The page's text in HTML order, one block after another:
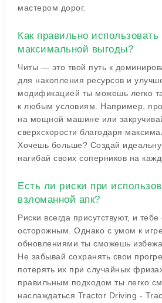
мастером дорог.
Как правильно
максимальной выгоды?
Читы — это твой путь к
для накопления ресурсов и
модификацией ты можешь легко
к любым условиям. Например,
на мощной машине или
сверхскорости благодаря
Хочешь больше? Создай
нагибай своих соперников на
Есть ли риски при
взломанной апк?
Риски всегда присутствуют, и тебе
осторожным. Однако с умом к
обновлениями ты сможешь
Не забывай сохранять свои
потерять их при случайных
правильным подходом ты легко
наслаждаться Tractor Driving -